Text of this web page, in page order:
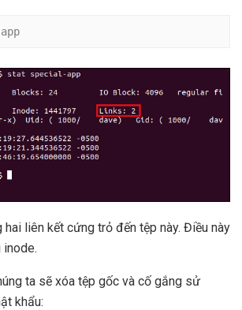
hai liên kết cứng trỏ đến tệp này. Điều này
ta sẽ xóa tệp gốc và cố gắng sử
khẩu: